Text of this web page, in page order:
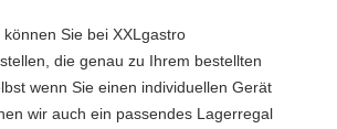
Sie bei XXLgastro
die genau zu Ihrem bestellten
wenn Sie einen individuellen Gerät
wir auch ein passendes Lagerregal